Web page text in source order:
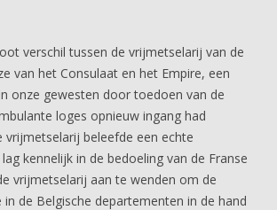
verschil tussen de vrijmetselarij van de
van het Consulaat en het Empire, een
onze gewesten door toedoen van de
loges opnieuw ingang had
vrijmetselarij beleefde een echte
kennelijk in de bedoeling van de Franse
vrijmetselarij aan te wenden om de
in de Belgische departementen in de hand